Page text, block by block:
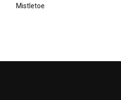
Mistletoe